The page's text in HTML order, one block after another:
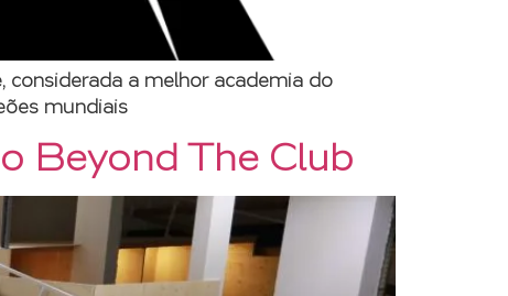
considerada a melhor academia do
mundiais
Beyond The Club